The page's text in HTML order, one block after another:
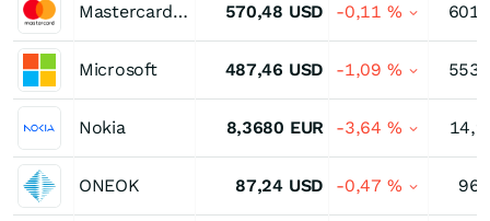
Mastercard Registered (A) 570,48 USD -0,11 %
Microsoft 487,46 USD -1,09 %
Nokia 8,3680 EUR -3,64 %
ONEOK 87,24 USD -0,47 %